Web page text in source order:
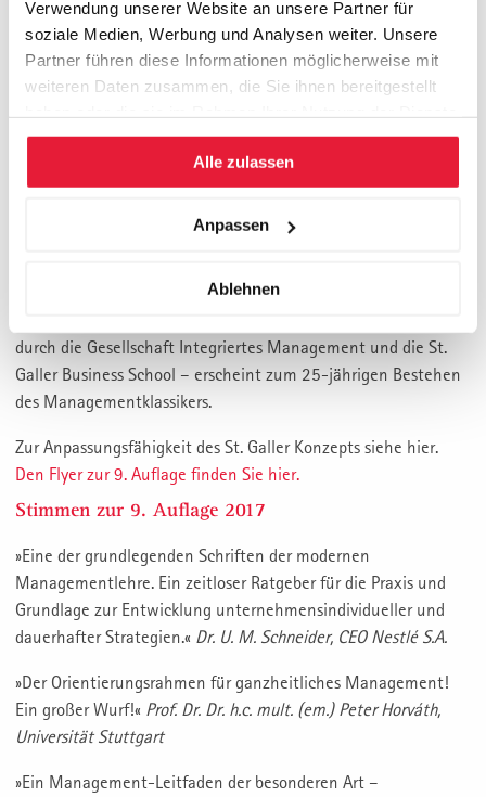
Verwendung unserer Website an unsere Partner für
soziale Medien, Werbung und Analysen weiter. Unsere
Partner führen diese Informationen möglicherweise mit
weiteren Daten zusammen, die Sie ihnen bereitgestellt
gesammelt haben.
Alle zulassen
Anpassen
Ablehnen
Nachschlagen, Querlesen und Umsetzen von der Theorie hin
zur Praxis der integrierten Unternehmungsentwicklung.
Jetzt mit St. Galler Startpaket!
Von der Ich-AG bis zum Weltkonzern haben Alumnis und
Seminarteilnehmer/innen der St. Galler Business School den
Wissensfundus mit der 9. Auflage erweitert. Exklusiv für Leser
dieses Buches stehen Arbeitspapiere, Schautafeln, Roadmaps,
Sie erhalten strategische Denkanstösse, die weit über das
durch die Gesellschaft Integriertes Management und die St.
Galler Business School – erscheint zum 25-jährigen Bestehen
des Managementklassikers.
Zur Anpassungsfähigkeit des St. Galler Konzepts siehe hier.
Den Flyer zur 9. Auflage finden Sie hier.
Stimmen zur 9. Auflage 2017
»Eine der grundlegenden Schriften der modernen
Managementlehre. Ein zeitloser Ratgeber für die Praxis und
Grundlage zur Entwicklung unternehmensindividueller und
dauerhafter Strategien.« Dr. U. M. Schneider, CEO Nestlé S.A.
»Der Orientierungsrahmen für ganzheitliches Management!
Ein großer Wurf!« Prof. Dr. Dr. h.c. mult. (em.) Peter Horváth,
Universität Stuttgart
»Ein Management-Leitfaden der besonderen Art –